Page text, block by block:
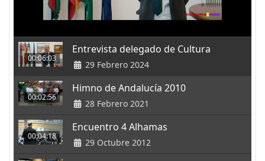
00:06:03
Entrevista delegado de Cultura
29 Febrero 2024
00:02:56
Himno de Andalucía 2010
28 Febrero 2021
00:04:18
Encuentro 4 Alhamas
29 Octubre 2012